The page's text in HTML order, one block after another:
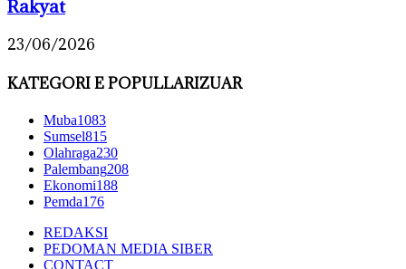
Rakyat
23/06/2026
KATEGORI E POPULLARIZUAR
Muba1083
Sumsel815
Olahraga230
Palembang208
Ekonomi188
Pemda176
REDAKSI
PEDOMAN MEDIA SIBER
CONTACT